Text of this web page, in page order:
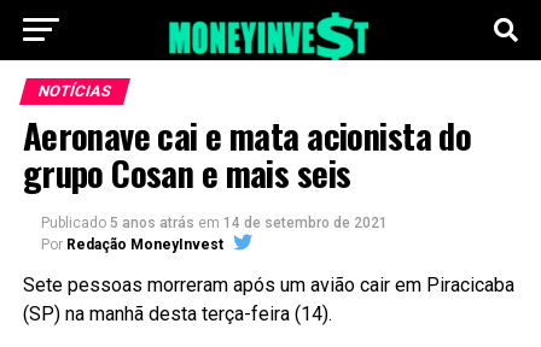
NOTÍCIAS
Aeronave cai e mata acionista do
grupo Cosan e mais seis
Publicado 5 anos atrás em 14 de setembro de 2021
Por Redação MoneyInvest
Sete pessoas morreram após um avião cair em Piracicaba
(SP) na manhã desta terça-feira (14).